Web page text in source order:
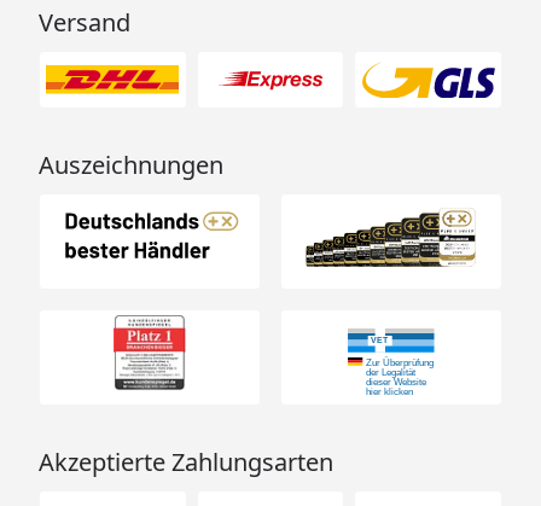
Versand
Auszeichnungen
Akzeptierte Zahlungsarten